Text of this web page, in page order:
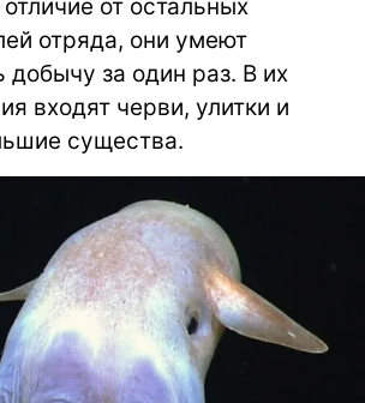
от остальных
отряда, они умеют
добычу за один раз. В их
входят черви, улитки и
существа.